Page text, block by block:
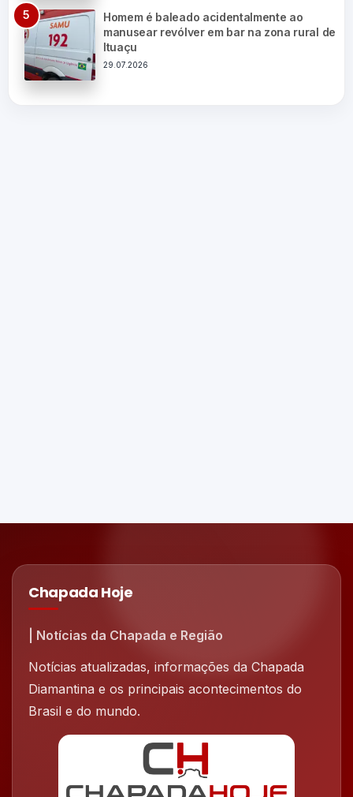
Homem é baleado acidentalmente ao
manusear revólver em bar na zona rural de
Ituaçu
29.07.2026
Chapada Hoje
| Notícias da Chapada e Região
Notícias atualizadas, informações da Chapada
Diamantina e os principais acontecimentos do
Brasil e do mundo.